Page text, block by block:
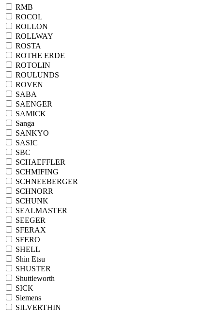
RMB
ROCOL
ROLLON
ROLLWAY
ROSTA
ROTHE ERDE
ROTOLIN
ROULUNDS
ROVEN
SABA
SAENGER
SAMICK
Sanga
SANKYO
SASIC
SBC
SCHAEFFLER
SCHMIFING
SCHNEEBERGER
SCHNORR
SCHUNK
SEALMASTER
SEEGER
SFERAX
SFERO
SHELL
Shin Etsu
SHUSTER
Shuttleworth
SICK
Siemens
SILVERTHIN